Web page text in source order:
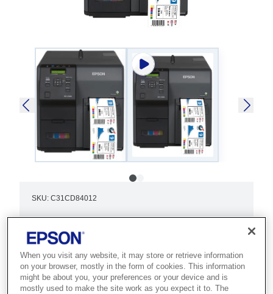
SKU: C31CD84012
Best for manufacturers and
warehouses that need high-volume,
in-house colour label production on
When you visit any website, it may store or retrieve information
on your browser, mostly in the form of cookies. This information
might be about you, your preferences or your device and is
mostly used to make the site work as you expect it to. The